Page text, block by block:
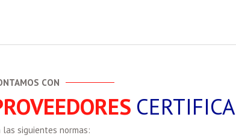
CON
las siguientes normas: